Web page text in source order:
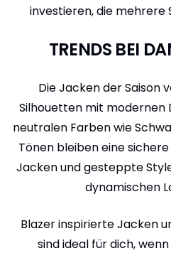
investieren, die mehrere
TRENDS BEI
Die Jacken der Saison
Silhouetten mit modernen
neutralen Farben wie
Tönen bleiben eine
Jacken und gesteppte
dynamischen
Blazer inspirierte Jacken
sind ideal für dich,